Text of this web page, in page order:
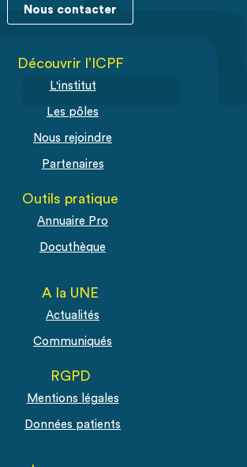
Nous contacter
Découvrir l’ICPF
L'institut
Les pôles
Nous rejoindre
Partenaires
Outils pratique
Annuaire Pro
Docuthèque
A la UNE
Actualités
Communiqués
RGPD
Mentions légales
Données patients